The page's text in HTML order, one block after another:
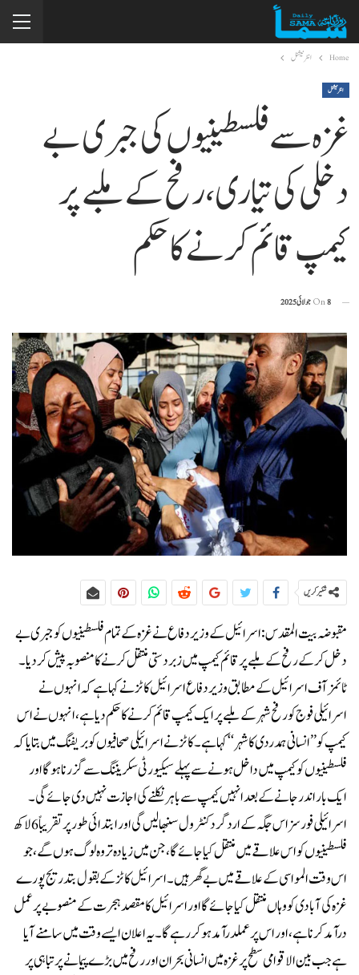
Home انٹرنیشنل
انٹرنیشنل
غزہ سے فلسطینیوں کی جبری بے
دخلی کی تیاری، رفح کے ملبے پر
کیمپ قائم کرنے کا حکم
On8 جولائی 2025
شئیر کریں
مقبوضہ بیت المقدس:اسرائیل کے وزیر دفاع نے غزہ کے تمام فلسطینیوں کو جبری بے
دخل کر کے رفح کے ملبے پر قائم کیمپ میں زبردستی منتقل کرنے کا منصوبہ پیش کر دیا۔
ٹائمز آف اسرائیل کے مطابق وزیر دفاع اسرائیل کاٹز نے کہا ہے کہ انہوں نے
اسرائیلی فوج کو رفح شہر کے ملبے پر ایک کیمپ قائم کرنے کا حکم دیا ہے، انہوں نے اس
کیمپ کو ’’انسانی ہمدردی کا شہر‘‘ کہا ہے۔کاٹز نے اسرائیلی صحافیوں کو بریفنگ میں بتایا کہ
فلسطینیوں کو کیمپ میں داخل ہونے سے پہلے سیکیورٹی سکریننگ سے گزرنا ہوگا اور
ایک بار اندر جانے کے بعد انہیں کیمپ سے باہر نکلنے کی اجازت نہیں دی جائے گی۔
اسرائیلی فورسز اس جگہ کے اردگرد کنٹرول سنبھالیں گی اور ابتدائی طور پر تقریباً 6 لاکھ
فلسطینیوں کو اس علاقے میں منتقل کیا جائے گا، جن میں زیادہ تر وہ لوگ ہوں گے، جو
اس وقت المواسی کے علاقے میں بے گھر ہیں۔اسرائیل کاٹز کے بقول بتدریج پورے
غزہ کی آبادی کو وہاں منتقل کیا جائے گا اور اسرائیل کا مقصد ہجرت کے منصوبے پر عمل
درآمد کرنا ہے، اور اس پر عملدرآمد ہو کر رہے گا۔یہ اعلان ایسے وقت میں سامنے آیا
ہے جب بین الاقوامی سطح پر غزہ میں انسانی بحران اور رفح میں بڑے پیمانے پر تباہی پر